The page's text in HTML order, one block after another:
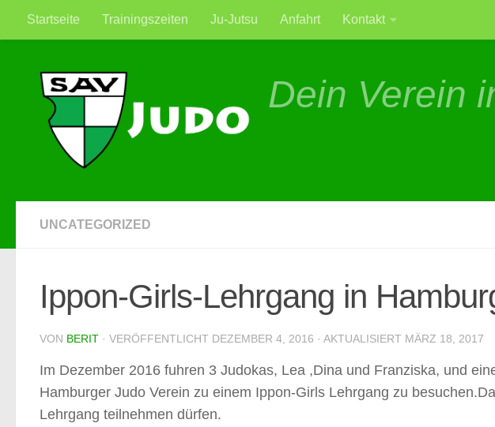
Zum Inhalt springen
Startseite Trainingszeiten Ju-Jutsu Anfahrt Kontakt
Dein Verein
UNCATEGORIZED
Ippon-Girls-Lehrgang in
VON BERIT · VERÖFFENTLICHT DEZEMBER 4, 2016 · AKTUALISIERT MÄRZ 18, 2017
Im Dezember 2016 fuhren 3 Judokas, Lea ,Dina und Franziska, und
Hamburger Judo Verein zu einem Ippon-Girls Lehrgang zu
Lehrgang teilnehmen dürfen.